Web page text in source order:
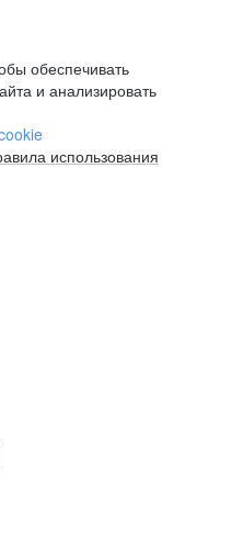
обеспечивать
и анализировать
использования